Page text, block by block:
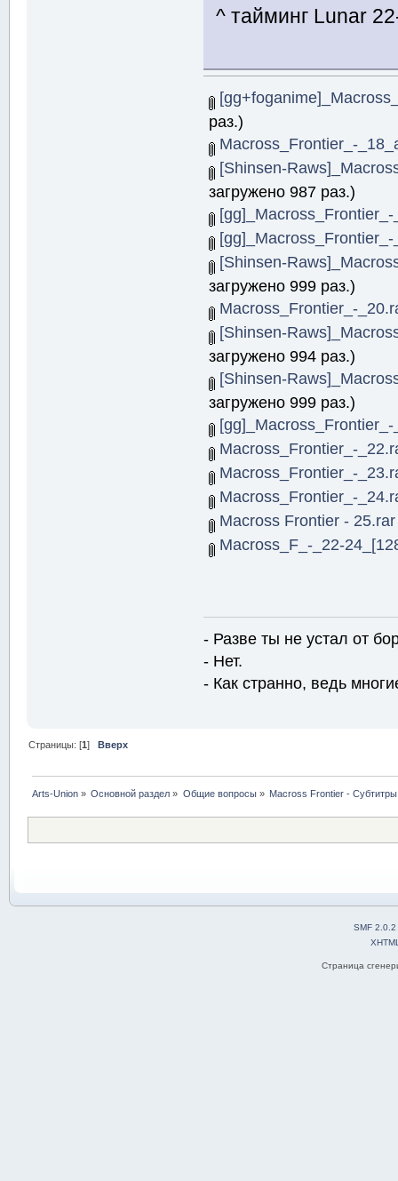
^ тайминг Lunar
раз.)
Macross_Frontier_-
[Shinsen-
загружено 987 раз.)
[gg]_Macross_Frontier_-
[gg]_Macross_Frontier_-
[Shinsen-
загружено 999 раз.)
Macross_Frontier_-
[Shinsen-
загружено 994 раз.)
[Shinsen-
загружено 999 раз.)
[gg]_Macross_Frontier_-
Macross_Frontier_-
Macross_Frontier_-
Macross_Frontier_-
Macross Frontier - 25.rar
Macross_F_-_22-
- Разве ты не устал от
- Нет.
- Как странно, ведь
Страницы: [1]Вверх
Arts-Union » Основной раздел » Общие вопросы» Macross Frontier - Субтитры
SMF 2.0.2
Страница